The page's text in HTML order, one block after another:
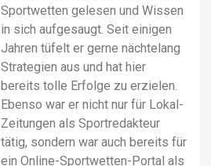
Sportwetten gelesen und Wissen
in sich aufgesaugt. Seit einigen
Jahren tüfelt er gerne nächtelang
Strategien aus und hat hier
bereits tolle Erfolge zu erzielen.
Ebenso war er nicht nur für Lokal-
Zeitungen als Sportredakteur
tätig, sondern war auch bereits für
ein Online-Sportwetten-Portal als